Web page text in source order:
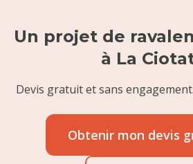
Un projet de
à La
Devis gratuit et sans
Obtenir mon devis